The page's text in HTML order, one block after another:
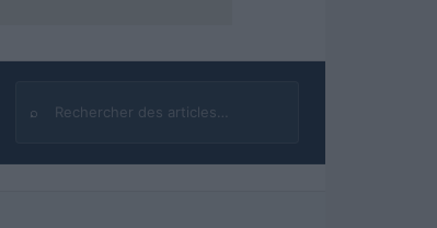
⌕
Rechercher